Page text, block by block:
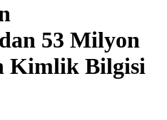
53 Milyon
Kimlik Bilgisi